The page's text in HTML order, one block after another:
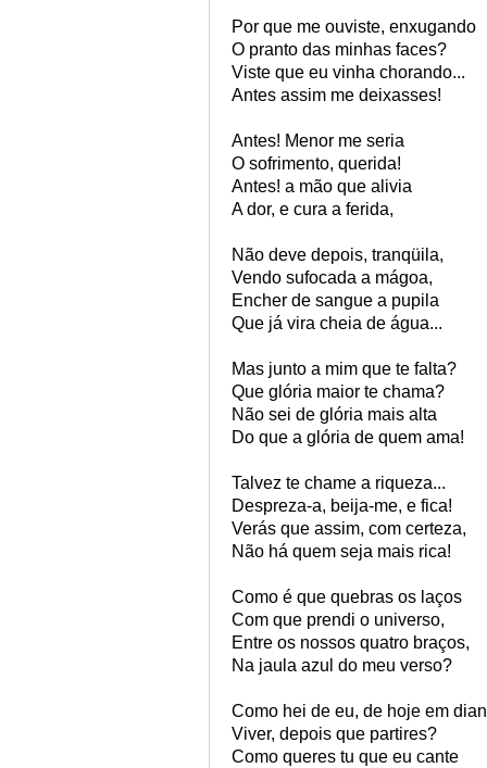
Por que me ouviste, enxugando
O pranto das minhas faces?
Viste que eu vinha chorando...
Antes assim me deixasses!
Antes! Menor me seria
O sofrimento, querida!
Antes! a mão que alivia
A dor, e cura a ferida,
Não deve depois, tranqüila,
Vendo sufocada a mágoa,
Encher de sangue a pupila
Que já vira cheia de água...
Mas junto a mim que te falta?
Que glória maior te chama?
Não sei de glória mais alta
Do que a glória de quem ama!
Talvez te chame a riqueza...
Despreza-a, beija-me, e fica!
Verás que assim, com certeza,
Não há quem seja mais rica!
Como é que quebras os laços
Com que prendi o universo,
Entre os nossos quatro braços,
Na jaula azul do meu verso?
Como hei de eu, de hoje em
Viver, depois que partires?
Como queres tu que eu cante